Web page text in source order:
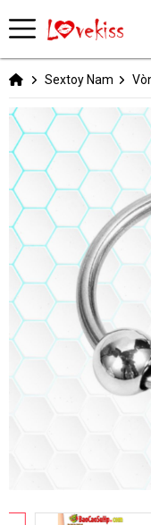
Sextoy Nam